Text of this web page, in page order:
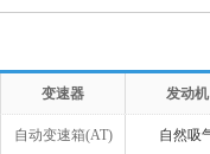
变速器 发动机
自动变速箱(AT) 自然吸